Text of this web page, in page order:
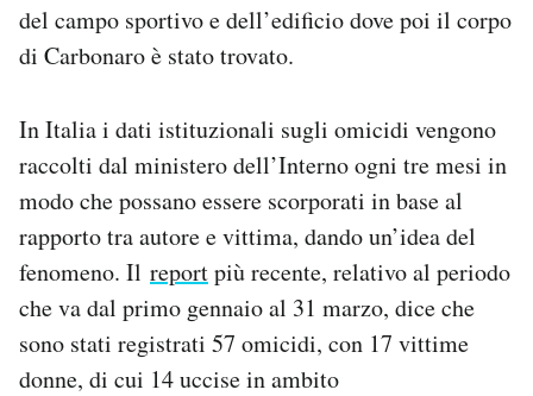
del campo sportivo e dell’edificio dove poi il corpo
di Carbonaro è stato trovato.
In Italia i dati istituzionali sugli omicidi vengono
raccolti dal ministero dell’Interno ogni tre mesi in
modo che possano essere scorporati in base al
rapporto tra autore e vittima, dando un’idea del
fenomeno. Il reportpiù recente, relativo al periodo
che va dal primo gennaio al 31 marzo, dice che
sono stati registrati 57 omicidi, con 17 vittime
donne, di cui 14 uccise in ambito